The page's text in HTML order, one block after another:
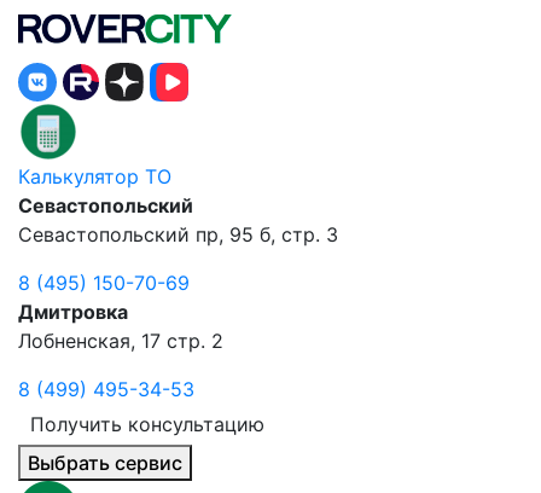
Калькулятор ТО
Севастопольский
Севастопольский пр, 95 б, стр. 3
8 (495) 150-70-69
Дмитровка
Лобненская, 17 стр. 2
8 (499) 495-34-53
Получить консультацию
Выбрать сервис